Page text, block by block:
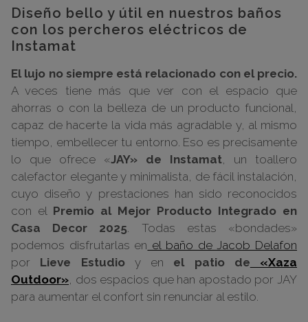
Diseño bello y útil en nuestros baños
con los percheros eléctricos de
Instamat
El lujo no siempre está relacionado con el precio.
A veces tiene más que ver con el espacio que
ahorras o con la belleza de un producto funcional,
capaz de hacerte la vida más agradable y, al mismo
tiempo, embellecer tu entorno. Eso es precisamente
lo que ofrece «JAY» de Instamat , un toallero
calefactor elegante y minimalista, de fácil instalación,
cuyo diseño y prestaciones han sido reconocidos
con el Premio al Mejor Producto Integrado en
Casa Decor 2025 . Todas estas «bondades»
podemos disfrutarlas en el baño de Jacob Delafon
por Lieve Estudioy en el patio de «Xaza
Outdoor» , dos espacios que han apostado por JAY
para aumentar el confort sin renunciar al estilo.